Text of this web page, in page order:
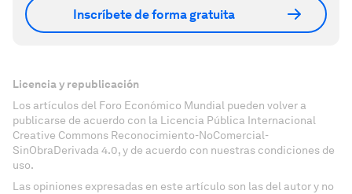
Inscríbete de forma gratuita
Licencia y republicación
Los artículos del Foro Económico Mundial pueden volver a
publicarse de acuerdo con la Licencia Pública Internacional
Creative Commons Reconocimiento-NoComercial-
SinObraDerivada 4.0, y de acuerdo con nuestras condiciones de
uso.
Las opiniones expresadas en este artículo son las del autor y no